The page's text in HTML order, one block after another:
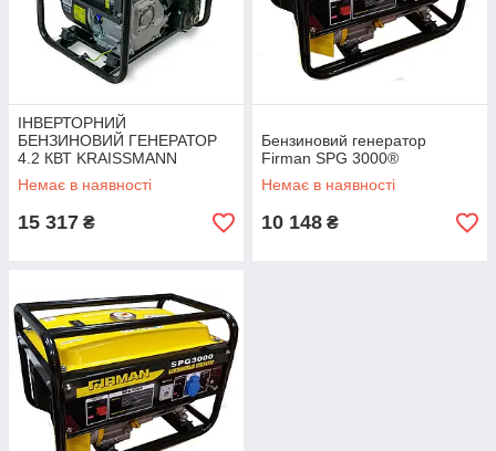
ІНВЕРТОРНИЙ
БЕНЗИНОВИЙ ГЕНЕРАТОР
4.2 КВТ KRAISSMANN
GT4500IO-3 (ВІДКРИТОГО
ТИПУ)
Немає в наявності
15 317 ₴
Бензиновий генератор
Firman SPG 3000®
Немає в наявності
10 148 ₴